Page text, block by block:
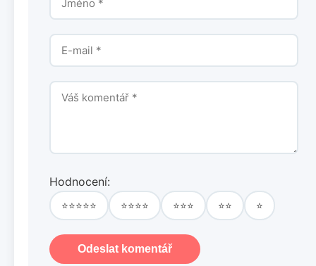
Hodnocení:
⭐⭐⭐⭐⭐ ⭐⭐⭐⭐ ⭐⭐⭐ ⭐⭐ ⭐
Odeslat komentář